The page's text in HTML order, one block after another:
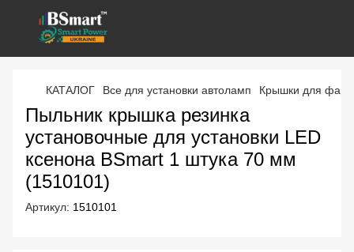
КАТАЛОГ Все для установки автоламп Крышки для фар
Пыльник крышка резинка
установочные для установки LED
ксенона BSmart 1 штука 70 мм
(1510101)
Артикул: 1510101